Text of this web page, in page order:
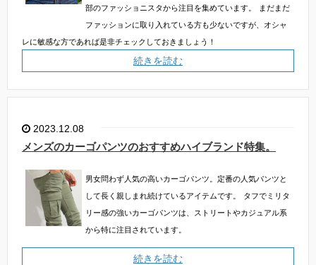
部のファッショニスタから注目を集めています。
まだまだ
ファッションに取り入れている方も少ないですが、オシャ
レに敏感な方であれば是非チェックしておきましょう！
続きを読む
2023.12.08
メンズのカーゴパンツのおすすめハイブランド特集。
男女問わず人気の高いカーゴパンツ。定番の人気パンツと
して長く親しまれ続けているアイテムです。
タフでミリタ
リー感の強いカーゴパンツは、ストリートやカジュアル系
から特に注目されています。
続きを読む